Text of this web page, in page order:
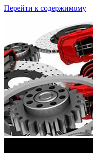
Перейти к содержимому